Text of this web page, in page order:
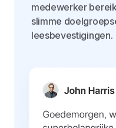
medewerker
slimme
leesbevestigingen.